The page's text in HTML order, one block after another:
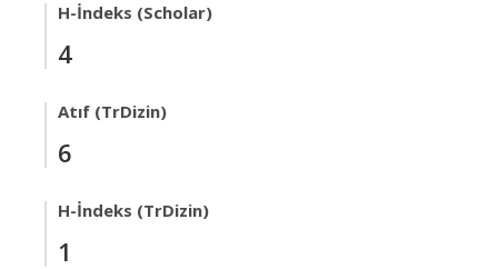
H-İndeks (Scholar)
4
Atıf (TrDizin)
6
H-İndeks (TrDizin)
1